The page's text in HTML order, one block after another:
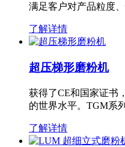
满足客户对产品粒度
了解详情
超压梯形磨粉机
获得了CE和国家证书
的世界水平。TGM系
了解详情